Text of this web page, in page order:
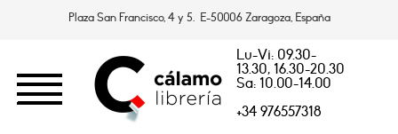
Plaza San Francisco, 4 y 5. E-50006 Zaragoza, España
Lu-Vi: 09.30-
13.30, 16.30-20.30
Sa: 10.00-14.00
+34 976557318